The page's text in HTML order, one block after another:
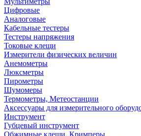
Цифровые
Аналоговые
Кабельные тестеры
Тестеры напряжения
Токовые клещи
Измерители физических величин
Анемометры
Люксметры
Пирометры
Шумомеры
Термометры, Метеостанции
Аксессуары для измерительного
Инструмент
Губцевый инструмент
Обжимные клещи, Кримперы